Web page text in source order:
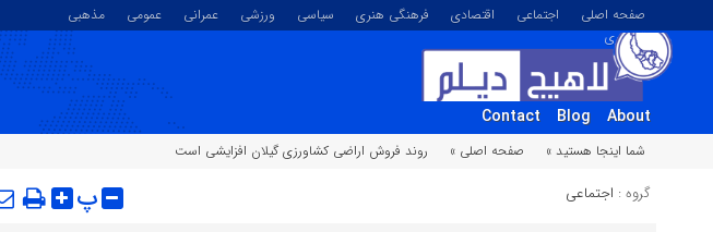
صفحه اصلی اجتماعی اقتصادی فرهنگی هنری سیاسی ورزشی عمرانی عمومی
مذهبی
تصویری
About
Blog
Contact
شما اینجا هستید »
صفحه اصلی » روند فروش اراضی کشاورزی گیلان افزایشی است
گروه : اجتماعی پ